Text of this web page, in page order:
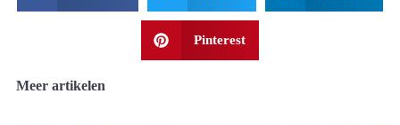
Pinterest
Meer artikelen